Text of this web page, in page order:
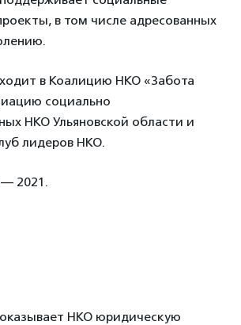
в том числе адресованных
в Коалицию НКО «Забота
социально
НКО Ульяновской области и
лидеров НКО.
— 2021.
НКО юридическую